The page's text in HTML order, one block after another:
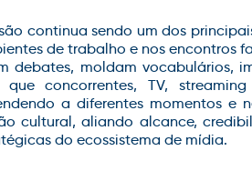
continua sendo um dos
de trabalho e nos encontros
debates, moldam vocabulários,
concorrentes, TV,
a diferentes momentos e
cultural, aliando alcance,
do ecossistema de mídia.